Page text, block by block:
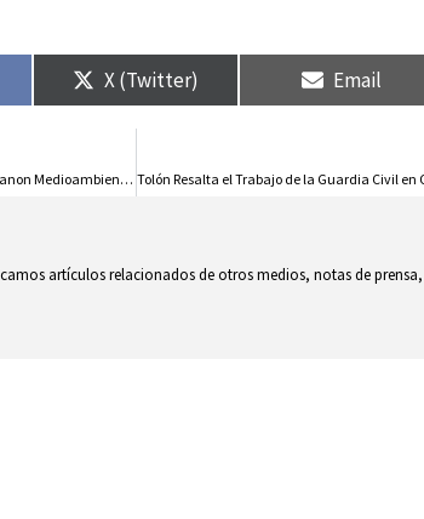
X (Twitter) Email
Disponibles Modelos Tributarios Para Recaudación Del Canon Medioambiental Del Agua Desde Este Miércoles
artículos relacionados de otros medios, notas de